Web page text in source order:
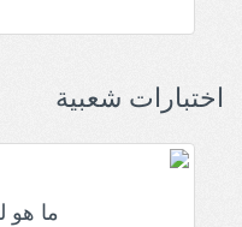
اختبارات شعبية
ما هو